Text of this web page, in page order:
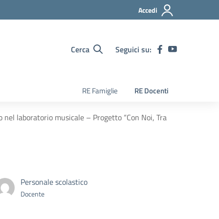
Accedi
Cerca Seguici su:
RE Famiglie RE Docenti
laboratorio musicale – Progetto “Con Noi, Tra
Personale scolastico
Docente